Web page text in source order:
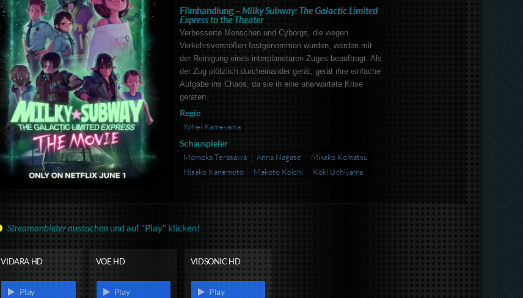
Filmhandlung – Milky Subway: The Galactic Limited
Express to the Theater
Verbesserte Menschen und Cyborgs, die wegen
Verkehrsverstößen festgenommen wurden, werden mit
der Reinigung eines interplanetaren Zuges beauftragt. Als
der Zug plötzlich durcheinander gerät, gerät ihre einfache
Aufgabe ins Chaos, da sie in eine unerwartete Krise
geraten.
Regie
Yohei Kameyama
Schauspieler
Momoka Terasawa Anna Nagase
Mikako Komatsu
Hisako Kanemoto
Makoto Koichi Koki Uchiyama
Streamanbieter aussuchen und auf "Play" klicken!
VIDARA HD
Play
VOE HD
Play
VIDSONIC HD
Play